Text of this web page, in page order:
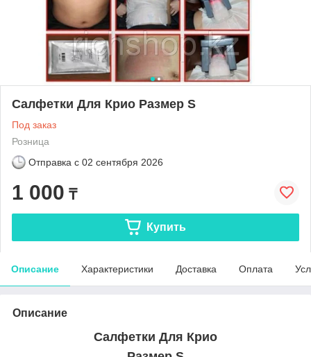
Салфетки Для Крио Размер S
Под заказ
Розница
Отправка с 02 сентября 2026
1 000 ₸
Купить
Описание Характеристики Доставка Оплата
Описание
Салфетки Для Крио